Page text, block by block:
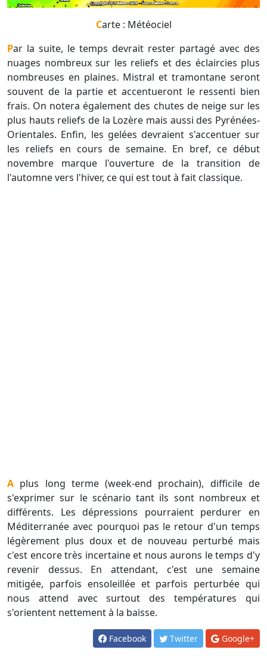
Carte : Météociel
Par la suite, le temps devrait rester partagé avec des
nuages nombreux sur les reliefs et des éclaircies plus
nombreuses en plaines. Mistral et tramontane seront
souvent de la partie et accentueront le ressenti bien
frais. On notera également des chutes de neige sur les
plus hauts reliefs de la Lozère mais aussi des Pyrénées-
Orientales. Enfin, les gelées devraient s'accentuer sur
les reliefs en cours de semaine. En bref, ce début
novembre marque l'ouverture de la transition de
l'automne vers l'hiver, ce qui est tout à fait classique.
A plus long terme (week-end prochain), difficile de
s'exprimer sur le scénario tant ils sont nombreux et
différents. Les dépressions pourraient perdurer en
Méditerranée avec pourquoi pas le retour d'un temps
légèrement plus doux et de nouveau perturbé mais
c'est encore très incertaine et nous aurons le temps d'y
revenir dessus. En attendant, c'est une semaine
mitigée, parfois ensoleillée et parfois perturbée qui
nous attend avec surtout des températures qui
s'orientent nettement à la baisse.
Facebook Twitter Google+